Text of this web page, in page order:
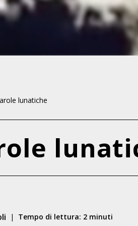
lunatiche
| Tempo di lettura: 2 minuti